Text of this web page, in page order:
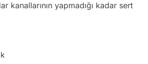
kanallarının yapmadığı kadar sert